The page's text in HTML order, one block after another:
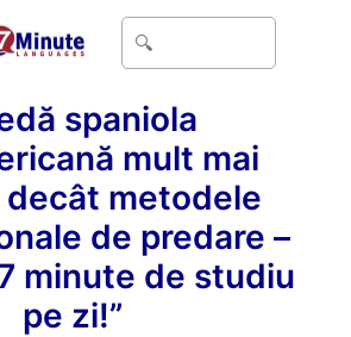
spaniola
mult mai
decât metodele
de predare –
minute de studiu
pe zi!”